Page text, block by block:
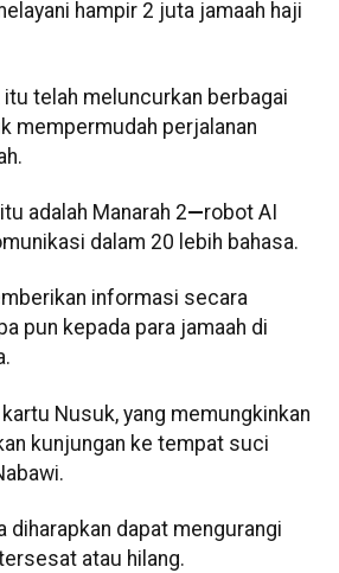
hampir 2 juta jamaah haji
telah meluncurkan berbagai
mempermudah perjalanan
adalah Manarah 2—robot AI
dalam 20 lebih bahasa.
informasi secara
pun kepada para jamaah di
Nusuk, yang memungkinkan
kunjungan ke tempat suci
diharapkan dapat mengurangi
atau hilang.